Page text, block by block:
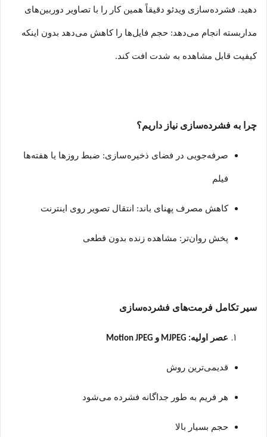
دهید. فشرده‌سازی ویدئو دقیقاً همین کار را با تصاویر دوربین‌های
مداربسته انجام می‌دهد: حجم فایل‌ها را کاهش می‌دهد بدون اینکه
کیفیت قابل مشاهده به شدت افت کند.
چرا به فشرده‌سازی نیاز داریم؟
صرفه‌جویی در فضای ذخیره‌سازی: ضبط روزها یا هفته‌ها
فیلم
کاهش مصرف پهنای باند: انتقال تصویر روی اینترنت
پخش روان‌تر: مشاهده زنده بدون قطعی
سیر تکامل فرمت‌های فشرده‌سازی
عصر اولیه: MJPEG و
قدیمی‌ترین روش
هر فریم به طور جداگانه فشرده می‌شود
حجم بسیار بالا